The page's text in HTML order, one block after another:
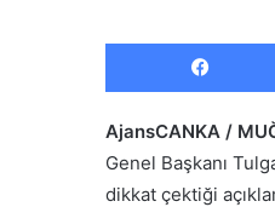
AjansCANKA /
Genel Başkanı
dikkat çektiği